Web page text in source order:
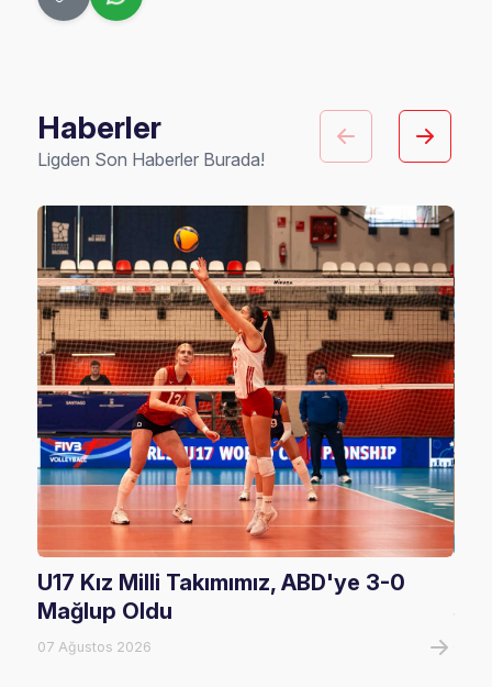
Haberler
Ligden Son Haberler Burada!
U17 Kız Milli Takımımız, ABD'ye 3-0
Mağlup Oldu
07 Ağustos 2026